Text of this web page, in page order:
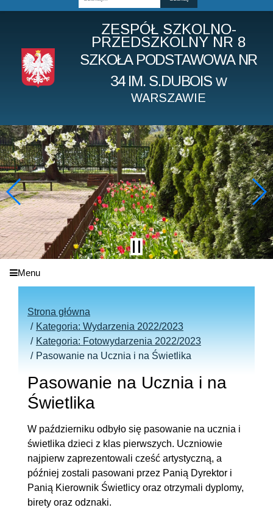
ZESPÓŁ SZKOLNO-
PRZEDSZKOLNY NR 8
SZKOŁA PODSTAWOWA NR
34 IM. S.DUBOIS W
WARSZAWIE
Menu
Strona główna
Kategoria: Wydarzenia 2022/2023
Kategoria: Fotowydarzenia 2022/2023
Pasowanie na Ucznia i na Świetlika
Pasowanie na Ucznia i na
Świetlika
W październiku odbyło się pasowanie na ucznia i
świetlika dzieci z klas pierwszych. Uczniowie
najpierw zaprezentowali cześć artystyczną, a
później zostali pasowani przez Panią Dyrektor i
Panią Kierownik Świetlicy oraz otrzymali dyplomy,
birety oraz odznaki.